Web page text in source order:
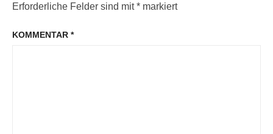
Erforderliche Felder sind mit* markiert
KOMMENTAR *